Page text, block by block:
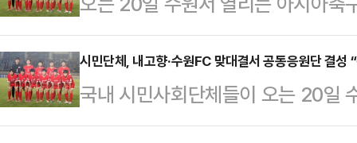
여자축구단과는 철저히 동선이 분
관계자는 ‘데일리안’…
리유일 전 북한 여자대표팀 감독을
39명이다.내고향축구단의 역사적
은 이들을 보러 온 취재진과 일부
대비한 경찰 인력도 곳곳에 배치돼
구단 환영합니다”라고 외…
(AWCL) 수원FC 위민과 내고향여
다.14일 대한축구협회 등에 따르
전 티켓은 판매를 시작한 지 12시
7087매가 모두 팔려나갔다.방안을
시민단체, 내고향·수원FC 맞대결서 공동응원단 결성
국내 시민사회단체들이 오는 20일
자 챔피언스리그(AWCL) 수원FC